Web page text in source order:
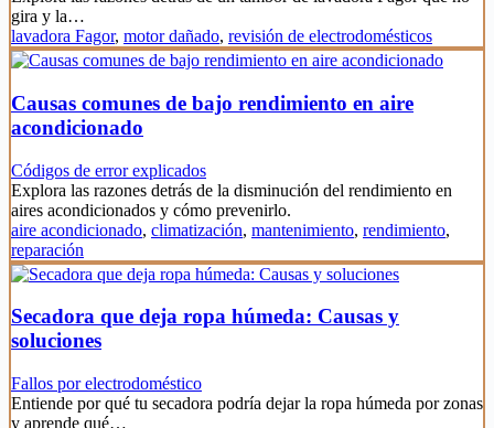
gira y la…
lavadora Fagor, motor dañado, revisión de electrodomésticos
Causas comunes de bajo rendimiento en aire
acondicionado
Códigos de error explicados
Explora las razones detrás de la disminución del rendimiento en
aires acondicionados y cómo prevenirlo.
aire acondicionado, climatización, mantenimiento, rendimiento,
reparación
Secadora que deja ropa húmeda: Causas y
soluciones
Fallos por electrodoméstico
Entiende por qué tu secadora podría dejar la ropa húmeda por zonas
y aprende qué…